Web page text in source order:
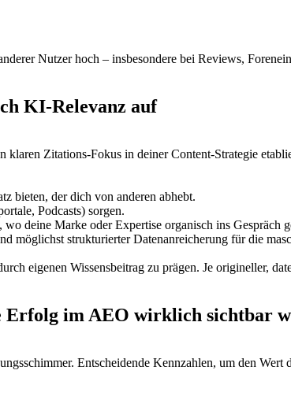
Nutzer hoch – insbesondere bei Reviews,
KI-Relevanz auf
Zitations-Fokus in deiner Content-Strategie
bieten, der dich von anderen abhebt.
Podcasts) sorgen.
deine Marke oder Expertise organisch ins Gespräch
möglichst strukturierter Datenanreicherung für die
eigenen Wissensbeitrag zu prägen. Je origineller,
im AEO wirklich sichtbar
Entscheidende Kennzahlen, um den Wert